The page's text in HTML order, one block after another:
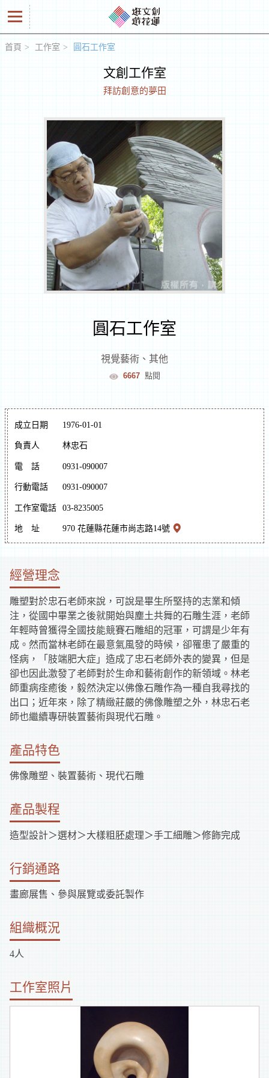
花
蓮
化
體
逛
市
助
資
訊
首頁 工作室 圓石工作室
文創工作室
拜訪創意的夢田
圓石工作室
視覺藝術 、 其他
6667 點閱
成立日期 1976-01-01
負責人 林忠石
電話 0931-090007
行動電話 0931-090007
工作室電話 03-8235005
地址 970 花蓮縣花蓮市尚志路14號
經營理念
雕塑對於忠石老師來說，可說是畢生所堅持的志業和傾
注，從國中畢業之後就開始與塵土共舞的石雕生涯，老師
年輕時曾獲得全國技能競賽石雕組的冠軍，可謂是少年有
成。然而當林老師在最意氣風發的時候，卻罹患了嚴重的
怪病，「肢端肥大症」造成了忠石老師外表的變異，但是
卻也因此激發了老師對於生命和藝術創作的新領域。林老
師重病痊癒後，毅然決定以佛像石雕作為一種自我尋找的
出口；近年來，除了精緻莊嚴的佛像雕塑之外，林忠石老
師也繼續專研裝置藝術與現代石雕。
產品特色
佛像雕塑、裝置藝術、現代石雕
產品製程
造型設計＞選材＞大樣粗胚處理＞手工細雕＞修飾完成
行銷通路
畫廊展售、參與展覽或委託製作
組織概況
4人
工作室照片